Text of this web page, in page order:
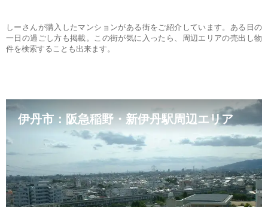
しーさんが購入したマンションがある街をご紹介しています。ある日の
一日の過ごし方も掲載。この街が気に入ったら、周辺エリアの売出し物
件を検索することも出来ます。
伊丹市：阪急稲野・新伊丹駅周辺エリア